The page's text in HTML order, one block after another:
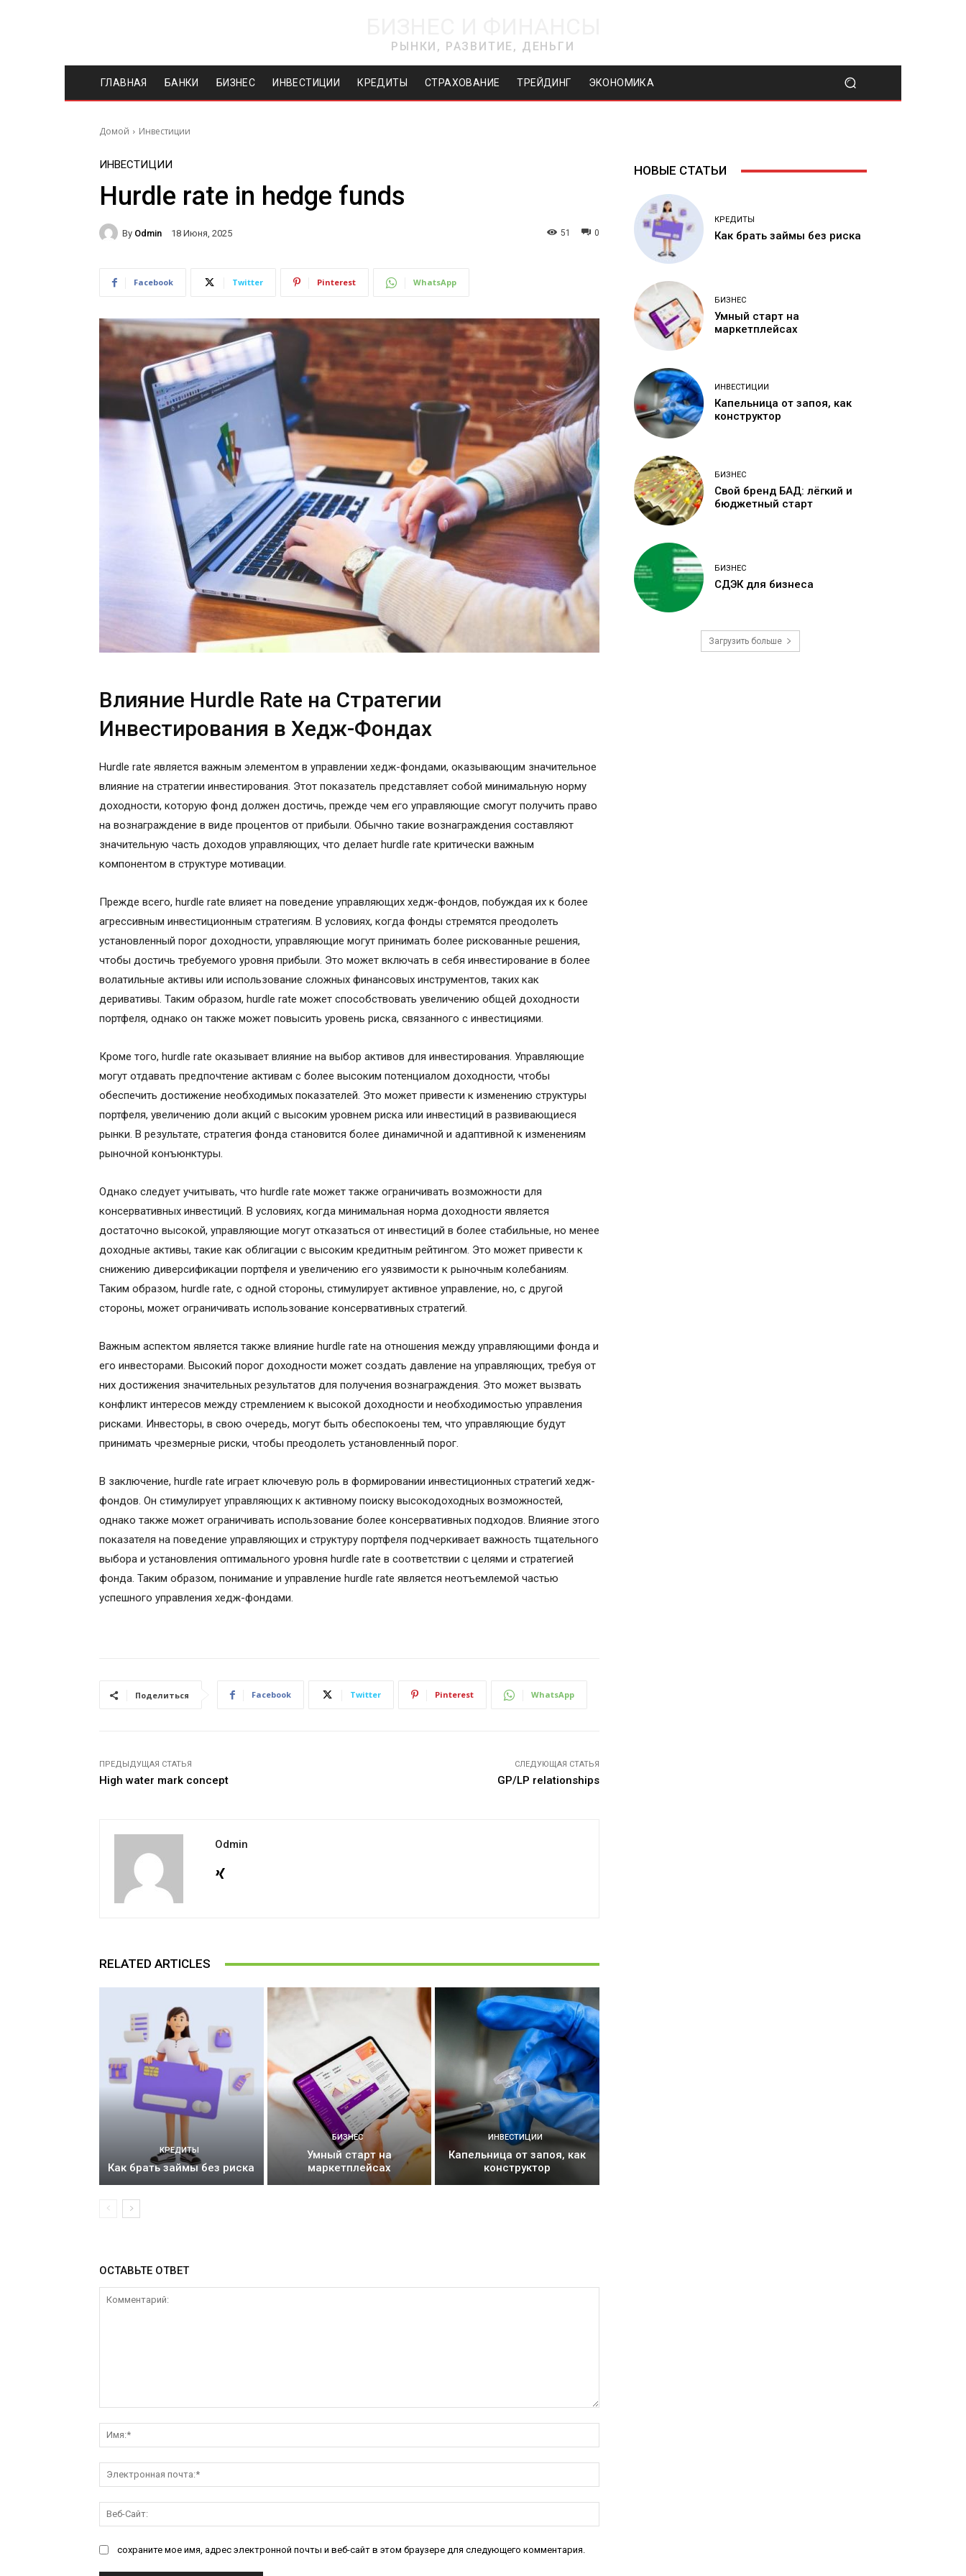
РЫНКИ, РАЗВИТИЕ, ДЕНЬГИ
ГЛАВНАЯ БАНКИ БИЗНЕС ИНВЕСТИЦИИ КРЕДИТЫ СТРАХОВАНИЕ ТРЕЙДИНГ ЭКОНОМИКА
Домой Инвестиции
ИНВЕСТИЦИИ
Hurdle rate in hedge funds
By Odmin 18 Июня, 2025 0
51
Facebook Twitter Pinterest WhatsApp
Влияние Hurdle Rate на Стратегии
Инвестирования в Хедж-Фондах
Hurdle rate является важным элементом в управлении хедж-фондами, оказывающим значительное
влияние на стратегии инвестирования. Этот показатель представляет собой минимальную норму
доходности, которую фонд должен достичь, прежде чем его управляющие смогут получить право
на вознаграждение в виде процентов от прибыли. Обычно такие вознаграждения составляют
значительную часть доходов управляющих, что делает hurdle rate критически важным
компонентом в структуре мотивации.
Прежде всего, hurdle rate влияет на поведение управляющих хедж-фондов, побуждая их к более
агрессивным инвестиционным стратегиям. В условиях, когда фонды стремятся преодолеть
установленный порог доходности, управляющие могут принимать более рискованные решения,
чтобы достичь требуемого уровня прибыли. Это может включать в себя инвестирование в более
волатильные активы или использование сложных финансовых инструментов, таких как
деривативы. Таким образом, hurdle rate может способствовать увеличению общей доходности
портфеля, однако он также может повысить уровень риска, связанного с инвестициями.
Кроме того, hurdle rate оказывает влияние на выбор активов для инвестирования. Управляющие
могут отдавать предпочтение активам с более высоким потенциалом доходности, чтобы
обеспечить достижение необходимых показателей. Это может привести к изменению структуры
портфеля, увеличению доли акций с высоким уровнем риска или инвестиций в развивающиеся
рынки. В результате, стратегия фонда становится более динамичной и адаптивной к изменениям
рыночной конъюнктуры.
Однако следует учитывать, что hurdle rate может также ограничивать возможности для
консервативных инвестиций. В условиях, когда минимальная норма доходности является
достаточно высокой, управляющие могут отказаться от инвестиций в более стабильные, но менее
доходные активы, такие как облигации с высоким кредитным рейтингом. Это может привести к
снижению диверсификации портфеля и увеличению его уязвимости к рыночным колебаниям.
Таким образом, hurdle rate, с одной стороны, стимулирует активное управление, но, с другой
стороны, может ограничивать использование консервативных стратегий.
Важным аспектом является также влияние hurdle rate на отношения между управляющими фонда и
его инвесторами. Высокий порог доходности может создать давление на управляющих, требуя от
них достижения значительных результатов для получения вознаграждения. Это может вызвать
конфликт интересов между стремлением к высокой доходности и необходимостью управления
рисками. Инвесторы, в свою очередь, могут быть обеспокоены тем, что управляющие будут
принимать чрезмерные риски, чтобы преодолеть установленный порог.
В заключение, hurdle rate играет ключевую роль в формировании инвестиционных стратегий хедж-
фондов. Он стимулирует управляющих к активному поиску высокодоходных возможностей,
однако также может ограничивать использование более консервативных подходов. Влияние этого
показателя на поведение управляющих и структуру портфеля подчеркивает важность тщательного
выбора и установления оптимального уровня hurdle rate в соответствии с целями и стратегией
фонда. Таким образом, понимание и управление hurdle rate является неотъемлемой частью
успешного управления хедж-фондами.
Поделиться Facebook Twitter Pinterest WhatsApp
ПРЕДЫДУЩАЯ СТАТЬЯ
High water mark concept
СЛЕДУЮЩАЯ СТАТЬЯ
GP/LP relationships
Odmin
RELATED ARTICLES
КРЕДИТЫ
Как брать займы без риска
БИЗНЕС
Умный старт на
маркетплейсах
ИНВЕСТИЦИИ
Капельница от запоя, как
конструктор
ОСТАВЬТЕ ОТВЕТ
почта:*
Сайт:
сохраните мое имя, адрес электронной почты и веб-сайт в этом браузере для следующего комментария.
НОВЫЕ СТАТЬИ
КРЕДИТЫ
Как брать займы без риска
БИЗНЕС
Умный старт на
маркетплейсах
ИНВЕСТИЦИИ
Капельница от запоя, как
конструктор
БИЗНЕС
Свой бренд БАД: лёгкий и
бюджетный старт
БИЗНЕС
СДЭК для бизнеса
Загрузить больше